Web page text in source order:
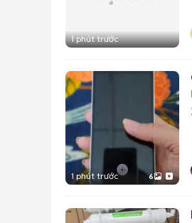
1 phút trước
1 phút trước 6